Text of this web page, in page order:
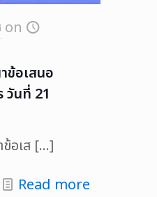
on
ข้อเสนอ
วันที่ 21
อเส[…]
Read more